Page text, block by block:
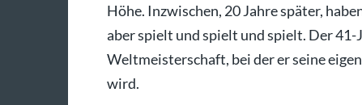
Höhe. Inzwischen, 20 Jahre später,
aber spielt und spielt und spielt. Der
Weltmeisterschaft, bei der er seine
wird.